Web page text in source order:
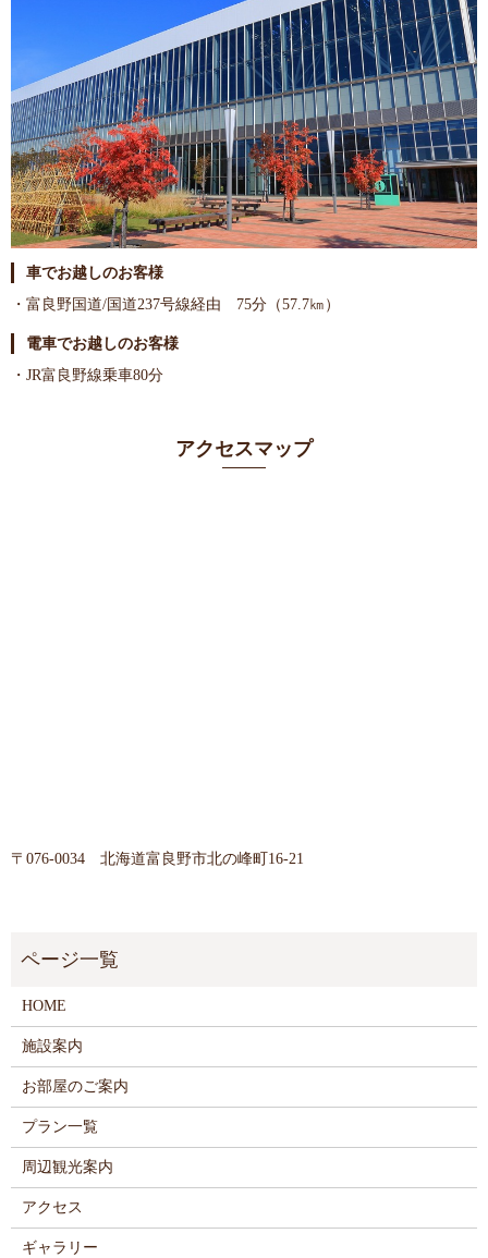
車でお越しのお客様
・富良野国道/国道237号線経由 75分（57.7㎞）
電車でお越しのお客様
・JR富良野線乗車80分
アクセスマップ
〒076-0034 北海道富良野市北の峰町16-21
HOME
施設案内
お部屋のご案内
プラン一覧
周辺観光案内
アクセス
ギャラリー